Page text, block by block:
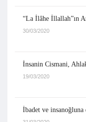
“La İlâhe İllallah”ın
30/03/2020
İnsanin Cismani,
19/03/2020
İbadet ve insanoğluna